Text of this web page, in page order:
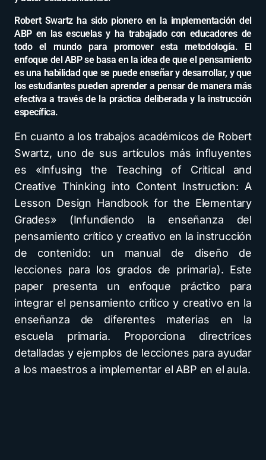
Robert Swartz ha sido pionero en la implementación del
ABP en las escuelas y ha trabajado con educadores de
todo el mundo para promover esta metodología. El
enfoque del ABP se basa en la idea de que el pensamiento
es una habilidad que se puede enseñar y desarrollar, y que
los estudiantes pueden aprender a pensar de manera más
efectiva a través de la práctica deliberada y la instrucción
específica.
En cuanto a los trabajos académicos de Robert
Swartz, uno de sus artículos más influyentes
es «Infusing the Teaching of Critical and
Creative Thinking into Content Instruction: A
Lesson Design Handbook for the Elementary
Grades» (Infundiendo la enseñanza del
pensamiento crítico y creativo en la instrucción
de contenido: un manual de diseño de
lecciones para los grados de primaria). Este
paper presenta un enfoque práctico para
integrar el pensamiento crítico y creativo en la
enseñanza de diferentes materias en la
escuela primaria. Proporciona directrices
detalladas y ejemplos de lecciones para ayudar
a los maestros a implementar el ABP en el aula.